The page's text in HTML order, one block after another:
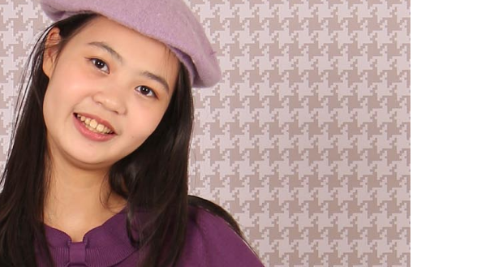
宅配
免運費